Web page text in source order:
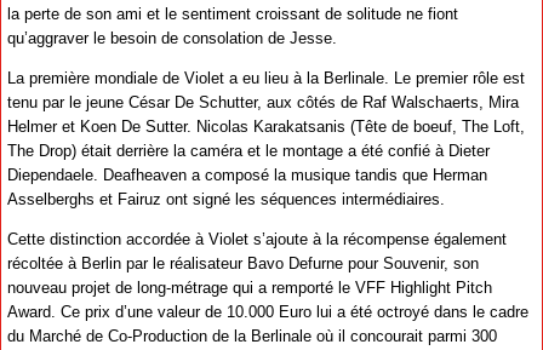
la perte de son ami et le sentiment croissant de solitude ne fiont
qu’aggraver le besoin de consolation de Jesse.
La première mondiale de Violet a eu lieu à la Berlinale. Le premier rôle est
tenu par le jeune César De Schutter, aux côtés de Raf Walschaerts, Mira
Helmer et Koen De Sutter. Nicolas Karakatsanis (Tête de boeuf, The Loft,
The Drop) était derrière la caméra et le montage a été confié à Dieter
Diependaele. Deafheaven a composé la musique tandis que Herman
Asselberghs et Fairuz ont signé les séquences intermédiaires.
Cette distinction accordée à Violet s’ajoute à la récompense également
récoltée à Berlin par le réalisateur Bavo Defurne pour Souvenir, son
nouveau projet de long-métrage qui a remporté le VFF Highlight Pitch
Award. Ce prix d’une valeur de 10.000 Euro lui a été octroyé dans le cadre
du Marché de Co-Production de la Berlinale où il concourait parmi 300